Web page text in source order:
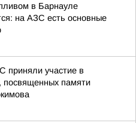
в Барнауле
на АЗС есть основные
приняли участие в
посвященных памяти